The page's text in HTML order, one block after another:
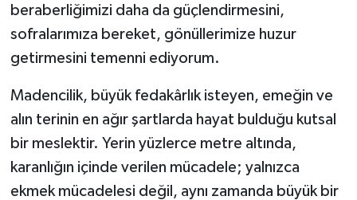
beraberliğimizi daha da güçlendirmesini,
sofralarımıza bereket, gönüllerimize huzur
getirmesini temenni ediyorum.
Madencilik, büyük fedakârlık isteyen, emeğin ve
alın terinin en ağır şartlarda hayat bulduğu kutsal
bir meslektir. Yerin yüzlerce metre altında,
karanlığın içinde verilen mücadele; yalnızca
ekmek mücadelesi değil, aynı zamanda büyük bir